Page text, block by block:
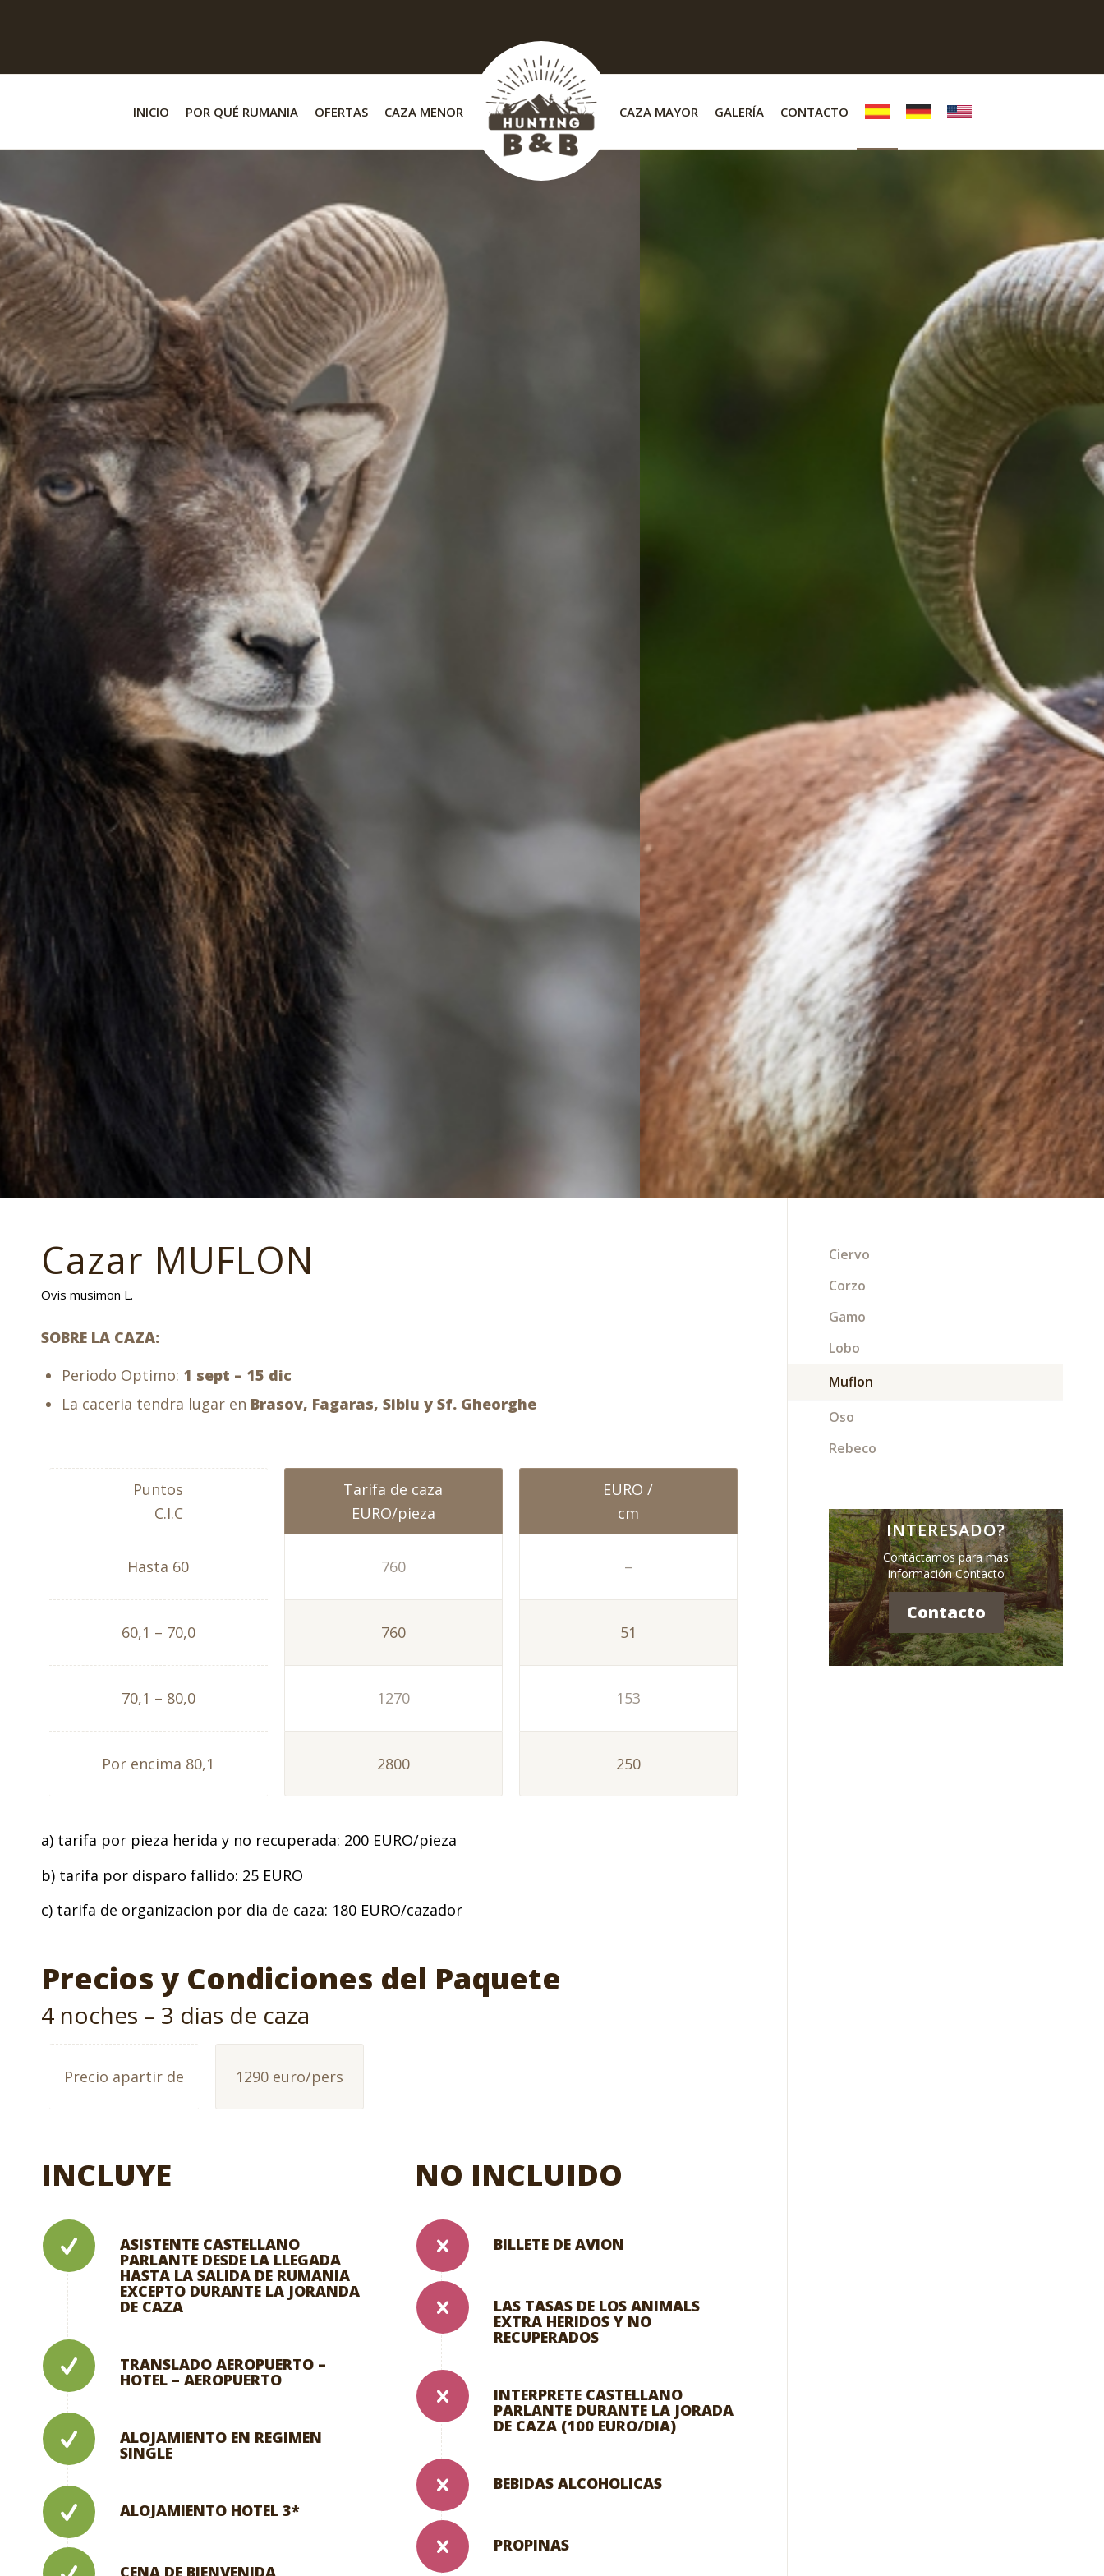
INICIO POR QUÉ RUMANIA OFERTAS CAZA MENOR CAZA MAYOR GALERÍA CONTACTO
Cazar MUFLON
Ovis musimon L.
SOBRE LA CAZA:
Periodo Optimo: 1 sept – 15 dic
La caceria tendra lugar en Brasov, Fagaras, Sibiu y Sf. Gheorghe
Puntos
C.I.C
Hasta 60
60,1 – 70,0
70,1 – 80,0
Por encima 80,1
Tarifa de caza
EURO/pieza
760
760
1270
2800
EURO /
cm
–
51
153
250
a) tarifa por pieza herida y no recuperada: 200 EURO/pieza
b) tarifa por disparo fallido: 25 EURO
c) tarifa de organizacion por dia de caza: 180 EURO/cazador
Precios y Condiciones del Paquete
4 noches – 3 dias de caza
Precio apartir de 1290 euro/pers
INCLUYE
ASISTENTE CASTELLANO
PARLANTE DESDE LA LLEGADA
HASTA LA SALIDA DE RUMANIA
EXCEPTO DURANTE LA JORANDA
DE CAZA
TRANSLADO AEROPUERTO –
HOTEL – AEROPUERTO
ALOJAMIENTO EN REGIMEN
SINGLE
ALOJAMIENTO HOTEL 3*
NO INCLUIDO
BILLETE DE AVION
LAS TASAS DE LOS ANIMALS
EXTRA HERIDOS Y NO
RECUPERADOS
INTERPRETE CASTELLANO
PARLANTE DURANTE LA JORADA
DE CAZA (100 EURO/DIA)
BEBIDAS ALCOHOLICAS
PROPINAS
Ciervo
Corzo
Gamo
Lobo
Muflon
Oso
Rebeco
INTERESADO?
Contáctamos para más
información Contacto
Contacto